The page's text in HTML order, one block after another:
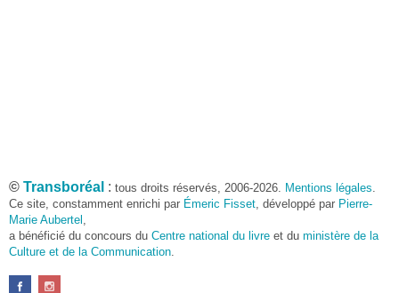
© Transboréal : tous droits réservés, 2006-2026. Mentions légales.
Ce site, constamment enrichi par Émeric Fisset, développé par Pierre-
Marie Aubertel ,
a bénéficié du concours du Centre national du livre et du ministère de la
Culture et de la Communication.